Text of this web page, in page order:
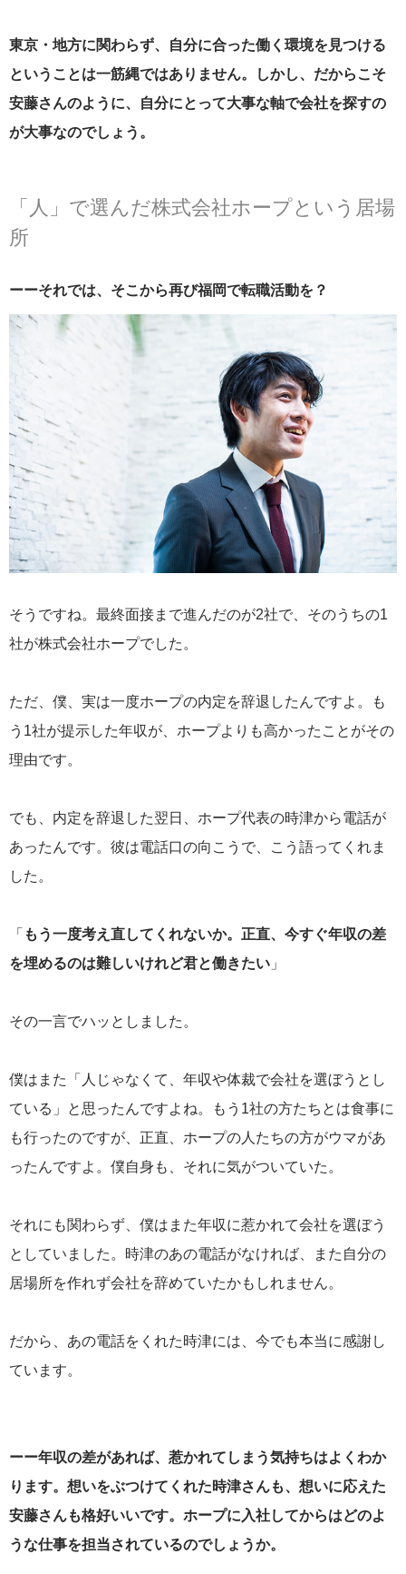
東京・地方に関わらず、自分に合った働く環境を見つける
ということは一筋縄ではありません。しかし、だからこそ
安藤さんのように、自分にとって大事な軸で会社を探すの
が大事なのでしょう。
「人」で選んだ株式会社ホープという居場
所
ーーそれでは、そこから再び福岡で転職活動を？
そうですね。最終面接まで進んだのが2社で、そのうちの1
社が株式会社ホープでした。
ただ、僕、実は一度ホープの内定を辞退したんですよ。も
う1社が提示した年収が、ホープよりも高かったことがその
理由です。
でも、内定を辞退した翌日、ホープ代表の時津から電話が
あったんです。彼は電話口の向こうで、こう語ってくれま
した。
「 もう一度考え直してくれないか。正直、今すぐ年収の差
を埋めるのは難しいけれど君と働きたい 」
その一言でハッとしました。
僕はまた「人じゃなくて、年収や体裁で会社を選ぼうとし
ている」と思ったんですよね。もう1社の方たちとは食事に
も行ったのですが、正直、ホープの人たちの方がウマがあ
ったんですよ。僕自身も、それに気がついていた。
それにも関わらず、僕はまた年収に惹かれて会社を選ぼう
としていました。時津のあの電話がなければ、また自分の
居場所を作れず会社を辞めていたかもしれません。
だから、あの電話をくれた時津には、今でも本当に感謝し
ています。
ーー年収の差があれば、惹かれてしまう気持ちはよくわか
ります。想いをぶつけてくれた時津さんも、想いに応えた
安藤さんも格好いいです。ホープに入社してからはどのよ
うな仕事を担当されているのでしょうか。